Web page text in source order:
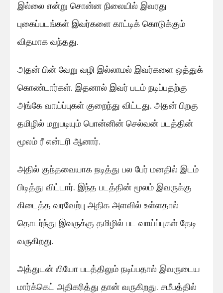
இல்லை என்று சொன்ன நிலையில் இவரது
புகைப்படங்கள் இவர்களை காட்டிக் கொடுக்கும்
விதமாக வந்தது.
அதன் பின் வேறு வழி இல்லாமல் இவர்களை ஒத்துக்
கொண்டார்கள். இதனால் இவர் படம் நடிப்பதற்கு
அங்கே வாய்ப்புகள் குறைந்து விட்டது. அதன் பிறகு
தமிழில் மறுபடியும் பொன்னின் செல்வன் படத்தின்
மூலம் ரீ என்டரி ஆனார்.
அதில் குந்தவையாக நடித்து பல பேர் மனதில் இடம்
பிடித்து விட்டார். இந்த படத்தின் மூலம் இவருக்கு
கிடைத்த வரவேற்பு அதிக அளவில் உள்ளதால்
தொடர்ந்து இவருக்கு தமிழில் பட வாய்ப்புகள் தேடி
வருகிறது.
அத்துடன் லியோ படத்திலும் நடிப்பதால் இவருடைய
மார்க்கெட் அதிகரித்து தான் வருகிறது. சமீபத்தில்